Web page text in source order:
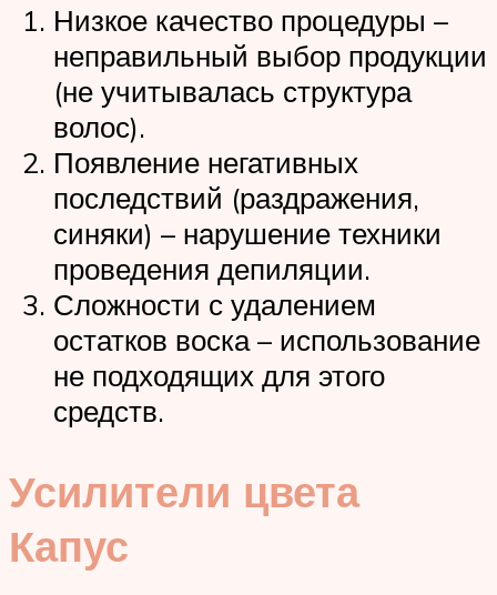
Низкое качество процедуры –
неправильный выбор продукции
(не учитывалась структура
волос).
Появление негативных
последствий (раздражения,
синяки) – нарушение техники
проведения депиляции.
Сложности с удалением
остатков воска – использование
не подходящих для этого
средств.
Усилители цвета
Капус